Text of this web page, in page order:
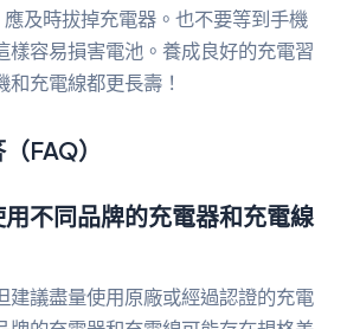
及時拔掉充電器。也不要等到手機
樣容易損害電池。養成良好的充電習
充電線都更長壽！
FAQ）
不同品牌的充電器和充電線
建議盡量使用原廠或經過認證的充電